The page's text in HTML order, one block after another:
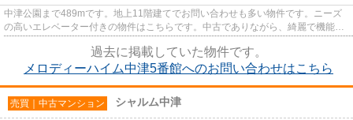
中津公園まで489mです。地上11階建てでお問い合わせも多い物件です。ニーズ
の高いエレベーター付きの物件はこちらです。中古でありながら、綺麗で機能的
過去に掲載していた物件です。
メロディーハイム中津5番館へのお問い合わせはこちら
売買｜中古マンション シャルム中津